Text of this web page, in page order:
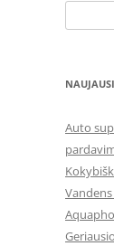
NAUJAUSI
Auto